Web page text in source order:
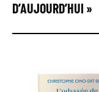
D’AUJOURD’HUI »